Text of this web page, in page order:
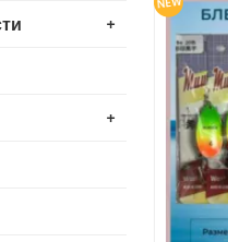
+
+